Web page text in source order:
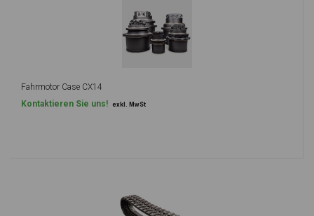
Fahrmotor Case CX14
Kontaktieren Sie uns! exkl. MwSt